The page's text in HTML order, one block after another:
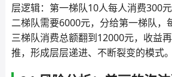
层逻辑：第一梯队10人每人消费300
二梯队需要6000元，分给第一梯队，
三梯队消费总额翻到12000元，收益
推，形成层层递进、不断裂变的模式。